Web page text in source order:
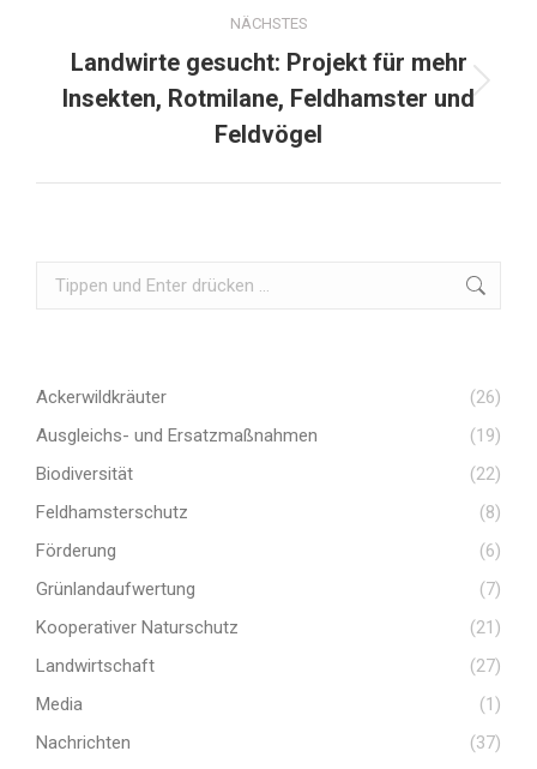
NÄCHSTES
Landwirte gesucht: Projekt für mehr
Insekten, Rotmilane, Feldhamster und
Feldvögel
Ackerwildkräuter
(26)
Ausgleichs- und Ersatzmaßnahmen
(19)
Biodiversität
(22)
Feldhamsterschutz
(8)
Förderung
(6)
Grünlandaufwertung
(7)
Kooperativer Naturschutz
(21)
Landwirtschaft
(27)
Media
(1)
Nachrichten
(37)